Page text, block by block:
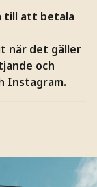
till att betala
när det gäller
och
Instagram.